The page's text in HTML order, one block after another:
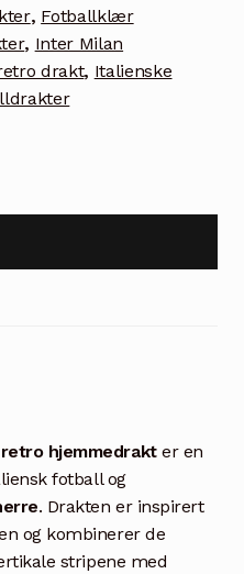
, Fotballklær
, Inter Milan
drakt, Italienske
hjemmedrakter en
fotball og
. Drakten er inspirert
og kombinerer de
stripene med